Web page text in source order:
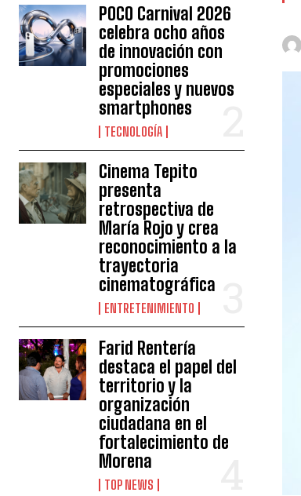
POCO Carnival 2026
celebra ocho años
de innovación con
promociones
especiales y nuevos
smartphones
TECNOLOGÍA
Cinema Tepito
presenta
retrospectiva de
María Rojo y crea
reconocimiento a la
trayectoria
cinematográfica
ENTRETENIMIENTO
Farid Rentería
destaca el papel del
territorio y la
organización
ciudadana en el
fortalecimiento de
Morena
TOP NEWS